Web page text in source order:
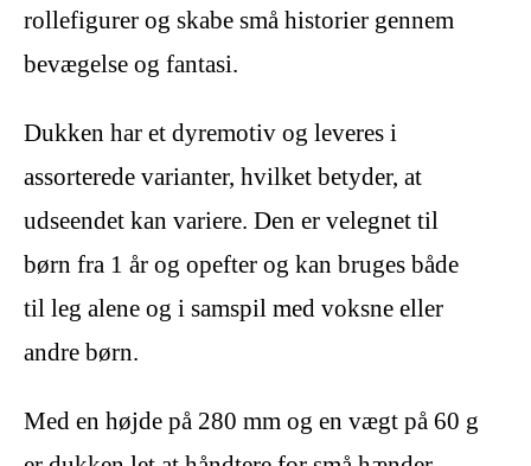
rollefigurer og skabe små historier gennem
bevægelse og fantasi.
Dukken har et dyremotiv og leveres i
assorterede varianter, hvilket betyder, at
udseendet kan variere. Den er velegnet til
børn fra 1 år og opefter og kan bruges både
til leg alene og i samspil med voksne eller
andre børn.
Med en højde på 280 mm og en vægt på 60 g